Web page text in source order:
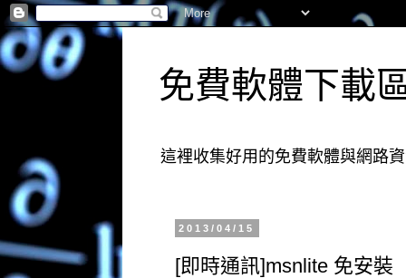
免費軟體下載
這裡收集好用的免費軟體與網路
2013/04/15
[即時通訊]msnlite 免安裝